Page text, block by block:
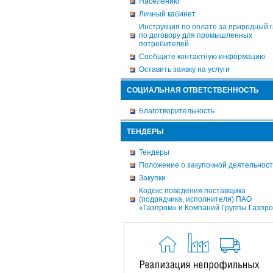
Личный кабинет
Инструкция по оплате за природный
по договору для промышленных
потребителей
Сообщите контактную информацию
Оставить заявку на услуги
СОЦИАЛЬНАЯ ОТВЕТСТВЕННОСТЬ
Благотворительность
ТЕНДЕРЫ
Тендеры
Положение о закупочной
Закупки
Кодекс поведения поставщика
(подрядчика, исполнителя) ПАО
«Газпром» и Компаний Группы